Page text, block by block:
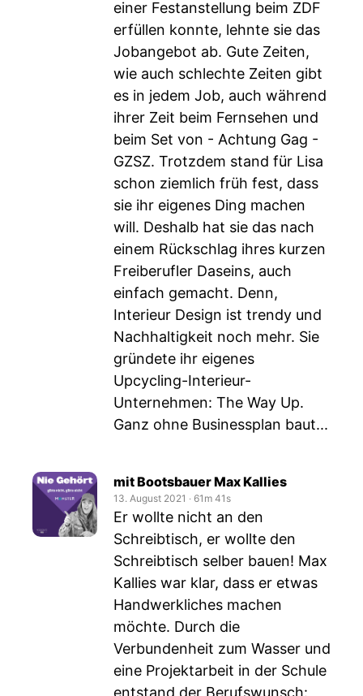
einer Festanstellung beim ZDF
erfüllen konnte, lehnte sie das
Jobangebot ab. Gute Zeiten,
wie auch schlechte Zeiten gibt
es in jedem Job, auch während
ihrer Zeit beim Fernsehen und
beim Set von - Achtung Gag -
GZSZ. Trotzdem stand für Lisa
schon ziemlich früh fest, dass
sie ihr eigenes Ding machen
will. Deshalb hat sie das nach
einem Rückschlag ihres kurzen
Freiberufler Daseins, auch
einfach gemacht. Denn,
Interieur Design ist trendy und
Nachhaltigkeit noch mehr. Sie
gründete ihr eigenes
Upcycling-Interieur-
Unternehmen: The Way Up.
Ganz ohne Businessplan baut...
mit Bootsbauer Max Kallies
13. August 2021 ‧ 61m 41s
Er wollte nicht an den
Schreibtisch, er wollte den
Schreibtisch selber bauen! Max
Kallies war klar, dass er etwas
Handwerkliches machen
möchte. Durch die
Verbundenheit zum Wasser und
eine Projektarbeit in der Schule
entstand der Berufswunsch: